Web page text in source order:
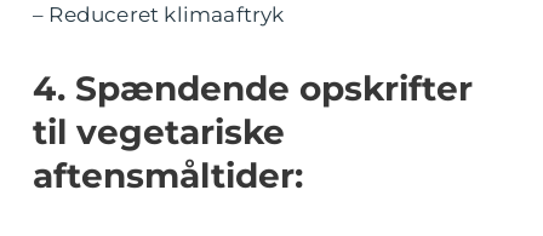
– Reduceret klimaaftryk
4. Spændende opskrifter
til vegetariske
aftensmåltider: